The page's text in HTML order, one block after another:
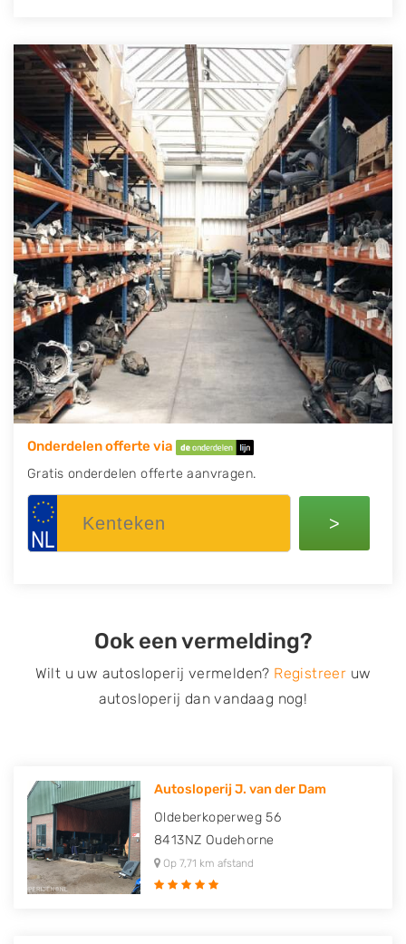
Onderdelen offerte via
Gratis onderdelen offerte aanvragen.
>
Ook een vermelding?
Wilt u uw autosloperij vermelden? Registreer uw
autosloperij dan vandaag nog!
Autosloperij J. van der Dam
Oldeberkoperweg 56
8413NZ Oudehorne
Op 7,71 km afstand